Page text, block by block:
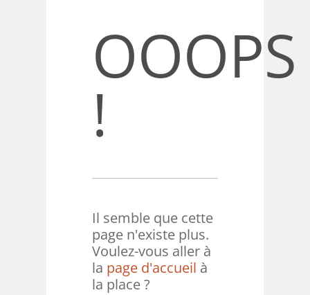
OOOPS
!
Il semble que cette
page n'existe plus.
Voulez-vous aller à
la page d'accueil à
la place ?